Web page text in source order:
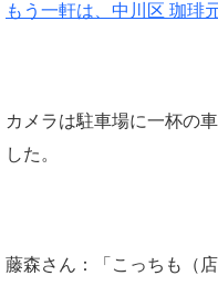
もう一軒は、中川区 珈琲
カメラは駐車場に一杯の
した。
藤森さん：「こっちも（